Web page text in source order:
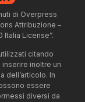
di Overpress
Attribuzione –
Italia License”.
citando
inoltre un
dell’articolo. In
essere
diversi da